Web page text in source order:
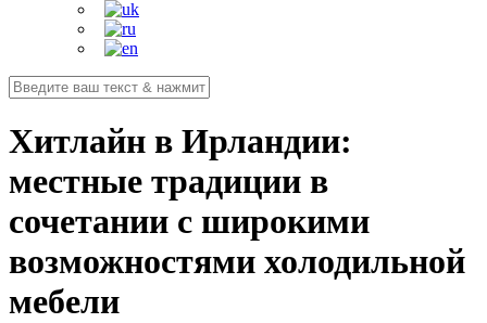
Хитлайн в Ирландии:
местные традиции в
сочетании с широкими
возможностями холодильной
мебели